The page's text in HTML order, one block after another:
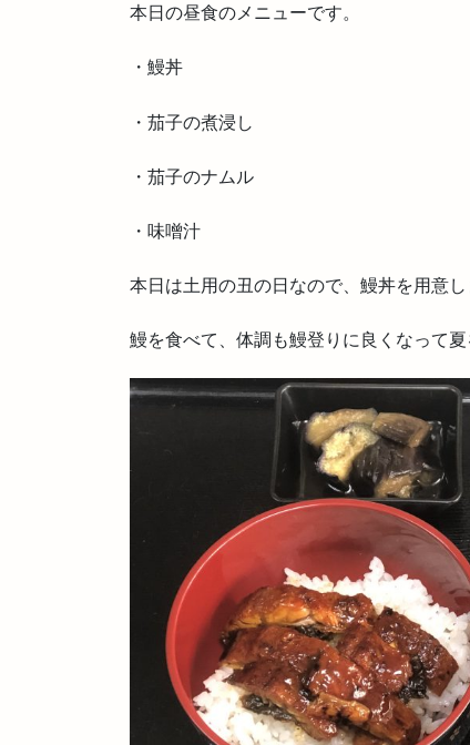
本日の昼食のメニューです。
・鰻丼
・茄子の煮浸し
・茄子のナムル
・味噌汁
本日は土用の丑の日なので、鰻丼を用意
鰻を食べて、体調も鰻登りに良くなって